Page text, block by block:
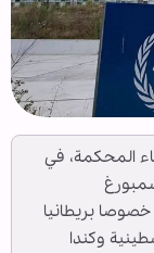
أعضاء المحكمة، في
بريطانيا
وكندا